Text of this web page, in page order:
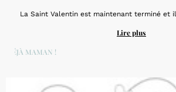
La Saint Valentin est maintenant terminé et
Lire plus
DÉJÀ MAMAN !